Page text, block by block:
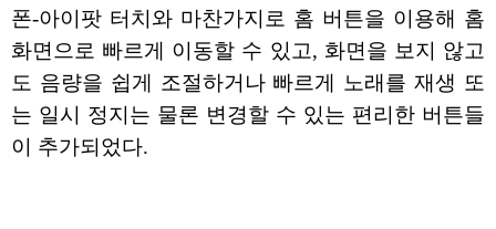
폰-아이팟 터치와 마찬가지로 홈 버튼을 이용해 홈
화면으로 빠르게 이동할 수 있고, 화면을 보지 않고
도 음량을 쉽게 조절하거나 빠르게 노래를 재생 또
는 일시 정지는 물론 변경할 수 있는 편리한 버튼들
이 추가되었다.